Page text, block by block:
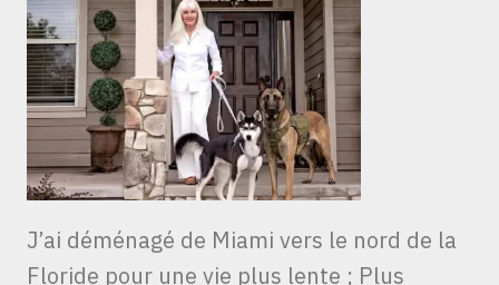
J’ai déménagé de Miami vers le nord de la
Floride pour une vie plus lente ; Plus